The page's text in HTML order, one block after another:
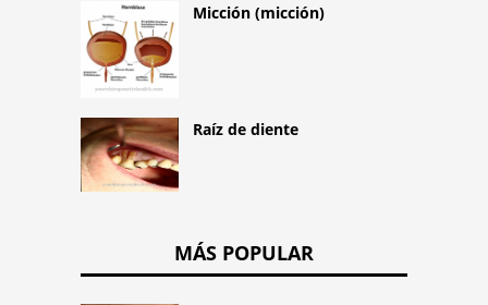
Micción (micción)
Raíz de diente
MÁS POPULAR